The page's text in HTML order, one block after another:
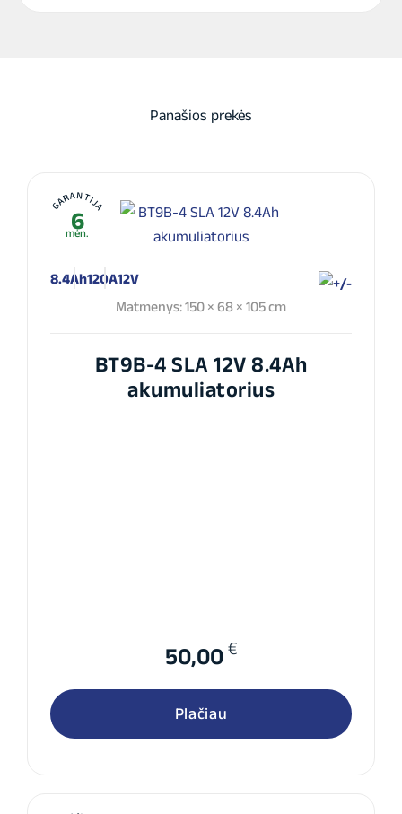
Panašios prekės
GARANTIJA
6
mėn.
8.4Ah120A12V
Matmenys: 150 × 68 × 105 cm
BT9B-4 SLA 12V 8.4Ah
akumuliatorius
50,00 €
Plačiau